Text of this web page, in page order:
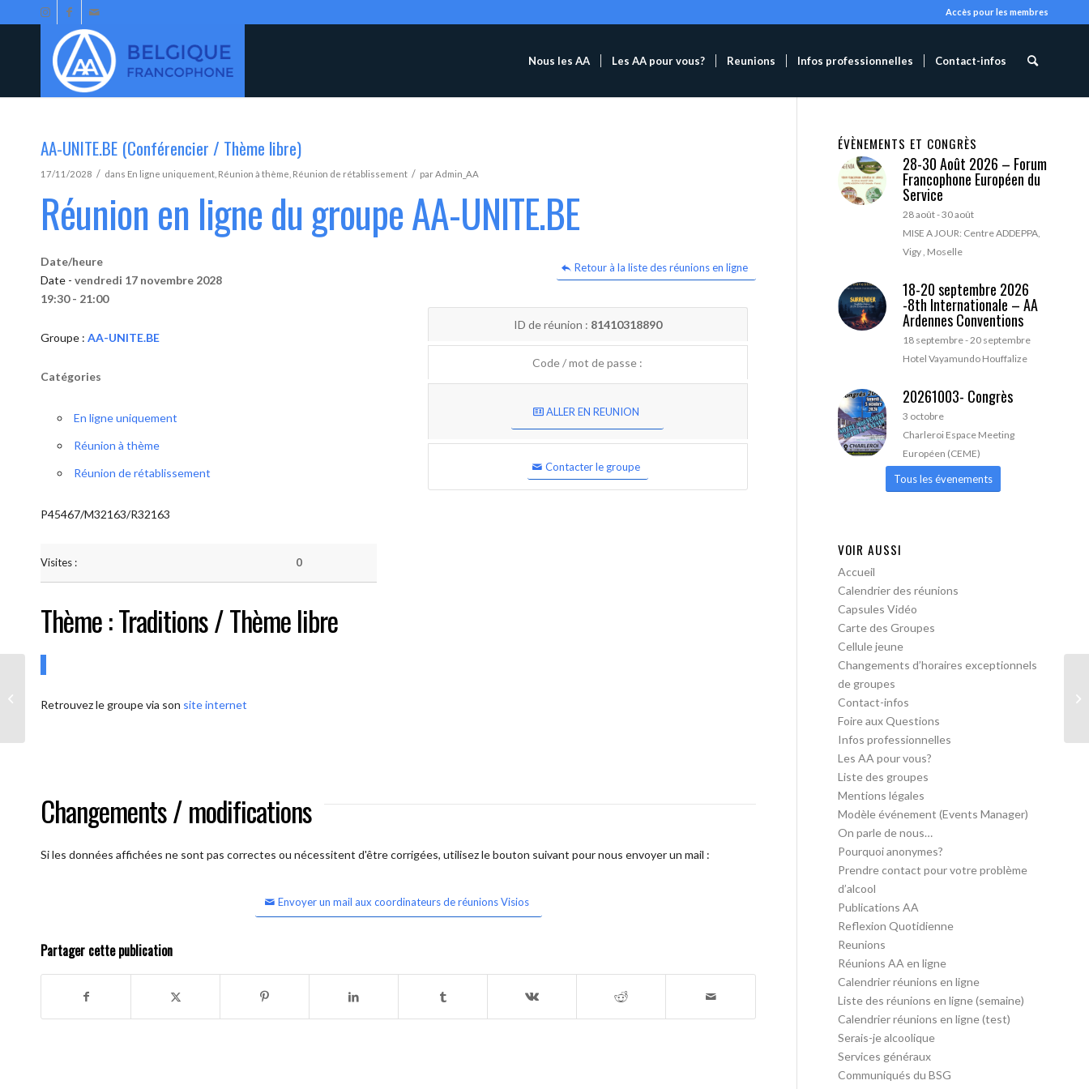
Accès pour les membres
Nous les AA Les AA pour vous? Reunions Infos professionnelles Contact-infos
AA-UNITE.BE (Conférencier / Thème libre)
17/11/2028 / dans En ligne uniquement Réunion à thème Réunion de rétablissement / parAdmin_AA
Réunion en ligne du groupe AA-UNITE.BE
Retour à la liste des réunions en ligne
Date/heure
Date - vendredi 17 novembre 2028
19:30 - 21:00
Groupe : AA-UNITE.BE
Catégories
En ligne uniquement
Réunion à thème
Réunion de rétablissement
P45467/M32163/R32163
Visites : 0
ID de réunion : 81410318890
Code / mot de passe :
ALLER EN REUNION
Contacter le groupe
Thème : Traditions / Thème libre
Retrouvez le groupe via son site internet
Changements / modifications
Si les données affichées ne sont pas correctes ou nécessitent d'être corrigées, utilisez le bouton suivant pour nous envoyer un mail :
Envoyer un mail aux coordinateurs de réunions Visios
Partager cette publication
ÉVÈNEMENTS ET CONGRÈS
28-30 Août 2026 – Forum
Francophone Européen du
Service
28 août-30 août
MISE A JOUR: Centre ADDEPPA,
Vigy , Moselle
18-20 septembre 2026
-8th Internationale – AA
Ardennes Conventions
18 septembre-20 septembre
Hotel Vayamundo Houffalize
20261003- Congrès
3 octobre
Charleroi Espace Meeting
Européen (CEME)
Tous les évenements
VOIR AUSSI
Accueil
Calendrier des réunions
Capsules Vidéo
Carte des Groupes
Cellule jeune
Changements d’horaires exceptionnels
de groupes
Contact-infos
Foire aux Questions
Infos professionnelles
Les AA pour vous?
Liste des groupes
Mentions légales
Modèle événement (Events Manager)
On parle de nous…
Pourquoi anonymes?
Prendre contact pour votre problème
d’alcool
Publications AA
Reflexion Quotidienne
Reunions
Réunions AA en ligne
Calendrier réunions en ligne
Liste des réunions en ligne (semaine)
Calendrier réunions en ligne (test)
Serais-je alcoolique
Services généraux
Communiqués du BSG
libre)